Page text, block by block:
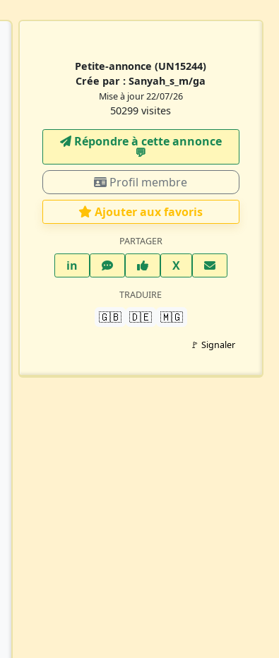
Petite-annonce(UN15244)
Crée par :Sanyah_s_m/ga
Mise à jour 22/07/26
50299 visites
Répondre à cette annonce
💬​
Profil membre
Ajouter aux favoris
PARTAGER
inLinkedInWhatsAppFacebook
XTwitter X
TRADUIRE
🇬🇧 🇩🇪 🇲🇬
🚩 Signaler